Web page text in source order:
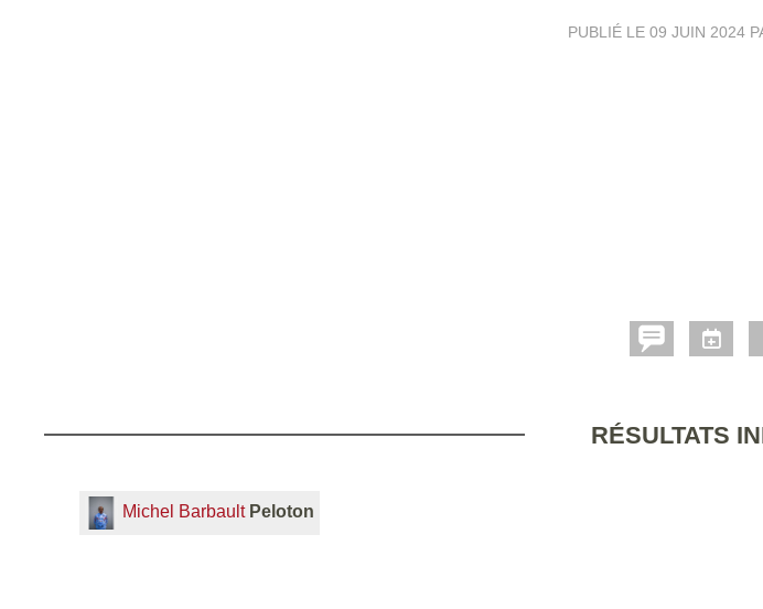
PUBLIÉ LE 09 JUIN 2024
RÉSULTATS
Michel Barbault Peloton